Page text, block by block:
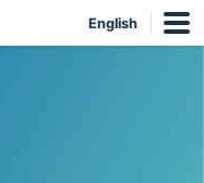
English